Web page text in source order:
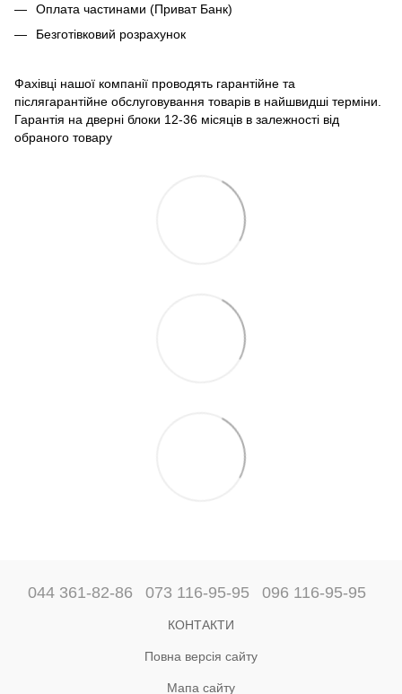
Оплата частинами (Приват Банк)
Безготівковий розрахунок
Фахівці нашої компанії проводять гарантійне та
післягарантійне обслуговування товарів в найшвидші терміни.
Гарантія на дверні блоки 12-36 місяців в залежності від
обраного товару
044 361-82-86 073 116-95-95 096 116-95-95
КОНТАКТИ
Повна версія сайту
Мапа сайту